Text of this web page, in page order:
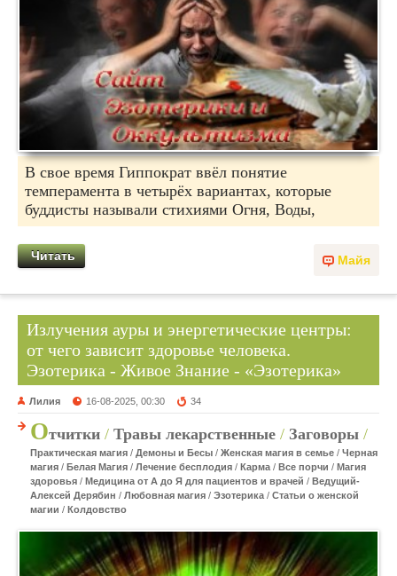
В свое время Гиппократ ввёл понятие
темперамента в четырёх вариантах, которые
буддисты называли стихиями Огня, Воды,
Майя
Читать
Излучения ауры и энергетические центры:
от чего зависит здоровье человека.
Эзотерика - Живое Знание - «Эзотерика»
Лилия 16-08-2025, 00:30 34
Отчитки / Травы лекарственные / Заговоры /
Практическая магия / Демоны и Бесы / Женская магия в семье / Черная
магия / Белая Магия / Лечение бесплодия / Карма / Все порчи / Магия
здоровья / Медицина от А до Я для пациентов и врачей / Ведущий-
Алексей Дерябин / Любовная магия / Эзотерика / Статьи о женской
магии / Колдовство